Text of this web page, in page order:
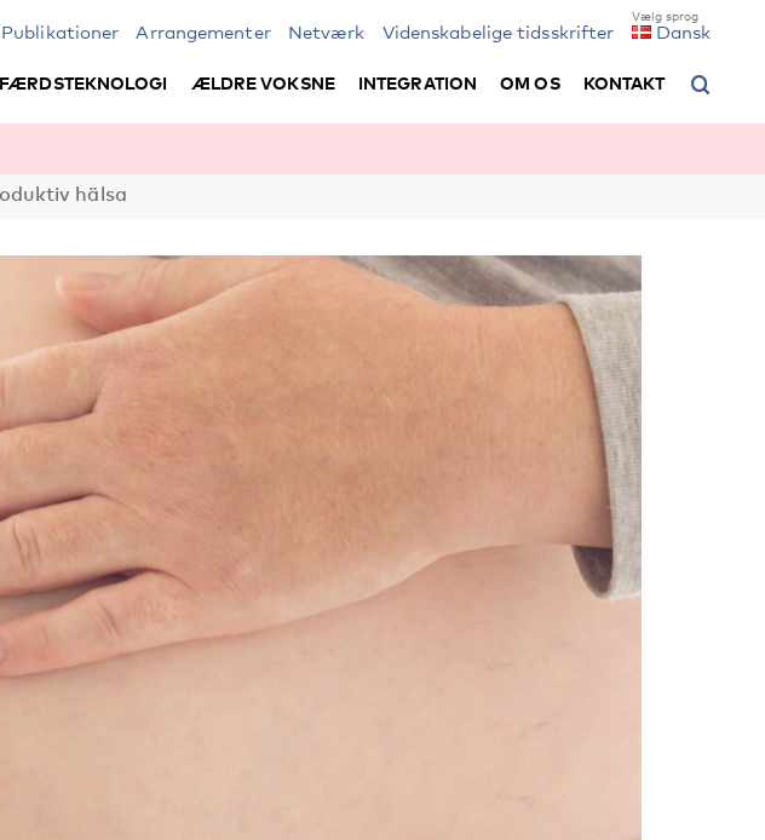
Publikationer Arrangementer Netværk Videnskabelige tidsskrifter Dansk
ÆLDRE VOKSNE INTEGRATION OM OS KONTAKT
hälsa